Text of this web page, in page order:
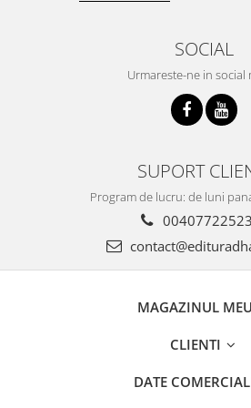
SOCIAL
Urmareste-ne in social
SUPORT
Program de lucru: de luni
MAGAZINUL MEU
CLIENTI
DATE